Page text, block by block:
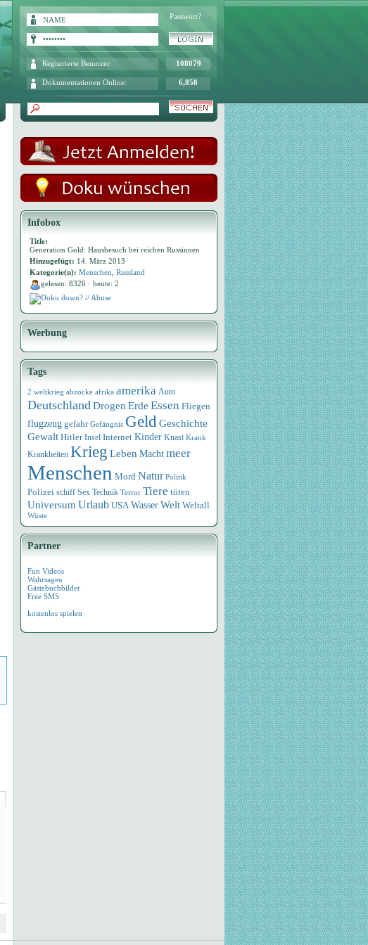
Passwort?
Registrierte Benutzer: 108079
Dokumentationen Online: 6,858
Infobox
Title:
Generation Gold: Hausbesuch bei reichen Russinnen
Hinzugefügt: 14. März 2013
Kategorie(n): Menschen Russland
gelesen: 8326 · heute: 2
Doku down? // Abuse
Werbung
Tags
2 weltkrieg abzocke afrika amerika Auto
DeutschlandDrogen Erde Essen Fliegen
flugzeug gefahr Gefängnis GeldGeschichte
Gewalt Hitler Insel Internet Kinder Knast Krank
Krankheiten Krieg Leben Macht meer
Menschen Mord Natur Politik
Polizei schiff Sex Technik Terror Tiere töten
Universum Urlaub USA WasserWelt Weltall
Wüste
Partner
Fun Videos
Wahrsagen
Gästebuchbilder
Free SMS
kostenlos spielen